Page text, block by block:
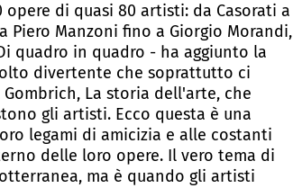
di quasi 80 artisti: da Casorati a
Piero Manzoni fino a Giorgio Morandi,
quadro in quadro - ha aggiunto la
divertente che soprattutto ci
La storia dell'arte, che
gli artisti. Ecco questa è una
legami di amicizia e alle costanti
delle loro opere. Il vero tema di
ma è quando gli artisti